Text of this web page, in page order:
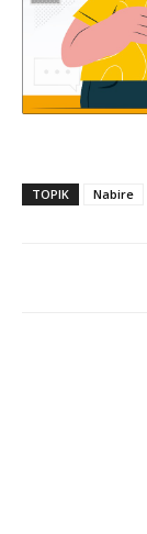
TOPIK Nabire